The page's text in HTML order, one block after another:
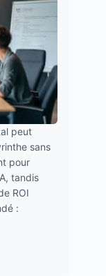
peut
sans
pour
tandis
ROI
: